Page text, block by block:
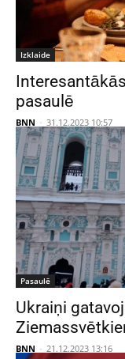
Izklaide
pasaulē
BNN - 31.12.2023 10:57
Pasaulē
Ukraiņi
BNN - 21.12.2023 13:16